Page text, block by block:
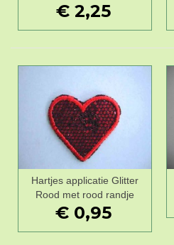
€ 2,25
Hartjes applicatie Glitter
Rood met rood randje
€ 0,95